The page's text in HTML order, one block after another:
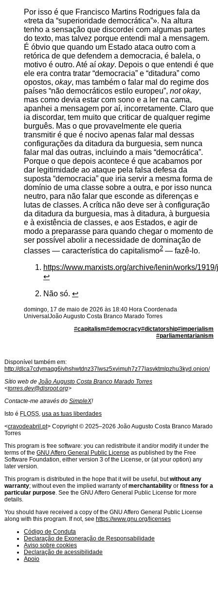
Por isso é que Francisco Martins Rodrigues fala da
treta da superioridade democrática
. Na altura
tenho a sensação que discordei com algumas partes
do texto, mas talvez porque entendi mal a mensagem.
É óbvio que quando um Estado ataca outro com a
retórica de que defendem a democracia, é balela, o
motivo é outro. Até aí okay. Depois o que entendi é que
ele era contra tratar “democracia” e “ditadura” como
opostos, okay, mas também o falar mal do regime dos
países “não democráticos estilo europeu”, not okay,
mas como devia estar com sono e a ler na cama,
apanhei a mensagem por aí, incorretamente. Claro que
ia discordar, tem muito que criticar de qualquer regime
burguês. Mas o que provavelmente ele queria
transmitir é que é nocivo apenas falar mal dessas
configurações da ditadura da burguesia, sem nunca
falar mal das outras, incluindo a mais “democrática”.
Porque o que depois acontece é que acabamos por
dar legitimidade ao ataque pela falsa defesa da
suposta “democracia” que iria servir a mesma forma de
domínio de uma classe sobre a outra, e por isso nunca
neutro, para não falar que esconde as diferenças e
lutas de classes. A crítica não deve ser à configuração
da ditadura da burguesia, mas à ditadura, à burguesia
e à existência de classes, e aos Estados, e agir de
modo a preparasse para quando chegar o momento de
ser possível abolir a necessidade de dominação de
classes — característica do capitalismo2 — fazê-lo.
Footnotes
https://www.marxists.org/archive/lenin/works/
↩
Não só. ↩
domingo, 17 de maio de 2026 às 18:40 Hora Coordenada
Universal João Augusto Costa Branco Marado Torres
#capitalism#democracy#dictatorship#imperialism
#parliamentarianism
Disponível também em:
http://dlca7cdymaqg6ivhshwtdnz37lwsz5xvimuh7z77lasvktmlpzhu3kyd.onion/
Sítio web de João Augusto Costa Branco Marado Torres
<torres.dev@disroot.org>
Contacte-me através do SimpleX!
Isto é FLOSS, usa as tuas liberdades
Licença deSoftware
<cravodeabril.pt> Copyright © 2025–2026 João Augusto Costa Branco Marado
Torres
This program is free software: you can redistribute it and/or modify it under the
terms of the GNU Affero General Public License as published by the Free
Software Foundation, either version 3 of the License, or (at your option) any
later version.
This program is distributed in the hope that it will be useful, butwithout any
warranty; without even the implied warranty ofmerchantability or fitness for a
particular purpose. See the GNU Affero General Public License for more
details.
You should have received a copy of the GNU Affero General Public License
along with this program. If not, see https://www.gnu.org/licenses
Código de Conduta
Declaração de Exoneração de Responsabilidade
Aviso sobre cookies
Declaração de acessibilidade
Apoio